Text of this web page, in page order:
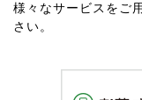
様々なサービスをご
さい。